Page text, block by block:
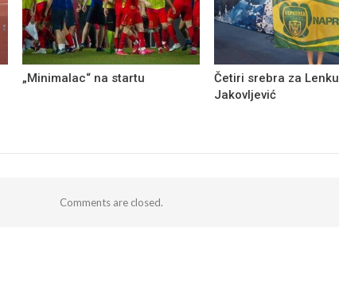
„Minimalac“ na startu
Četiri srebra za Lenku
Jakovljević
Comments are closed.